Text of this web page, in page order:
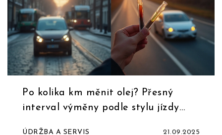
Po kolika km měnit olej? Přesný
interval výměny podle stylu jízdy
ÚDRŽBA A SERVIS 21.09.2025